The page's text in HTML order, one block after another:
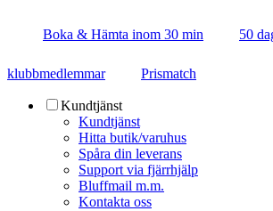
Boka & Hämta inom 30 min 50
klubbmedlemmar Prismatch
Kundtjänst
Kundtjänst
Hitta butik/varuhus
Spåra din leverans
Support via fjärrhjälp
Bluffmail m.m.
Kontakta oss